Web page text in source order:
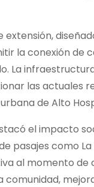
la conexión de
La
las actuales
de Alto
el impacto
pasajes como La
al momento de